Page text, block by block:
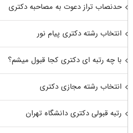
حدنصاب تراز دعوت به مصاحبه دکتری
انتخاب رشته دکتری پیام نور
با چه رتبه ای دکتری کجا قبول میشم؟
انتخاب رشته مجازی دکتری
رتبه قبولی دکتری دانشگاه تهران